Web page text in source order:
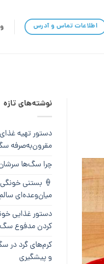
اطلاعات تماس و آدرس
نوشته‌های تازه
دستور تهیه
مقرون‌به‌صرفه
چرا سگ‌ها
🍦 بستنی
میان‌وعده‌ای
دستور غذایی
کردن مدفوع
کرم‌های گرد در
و پیشگیری